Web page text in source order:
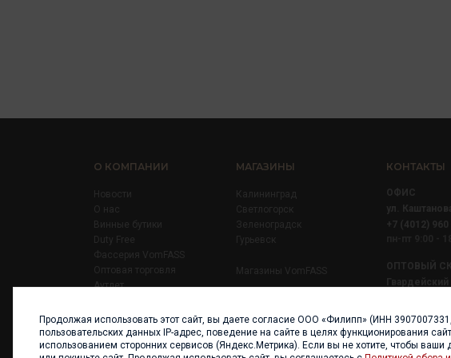
О КОМПАНИИ
Новости
О нас
Винные бутики
Duty Free
Фассерия VomFASS
Оптовая торговля
Аутлет
Карьера
Контакты
МАГАЗИНЫ
Калининград
Светлогорск
Зеленоградск
Гурьевск
Магазины VomFASS
КОНТАКТЫ
ОФИС
ул.
+7 (4012) 960
ОПТОВЫЙ
пн-пт 8:00 -
Продолжая использовать этот сайт, вы даете согласие ООО «Филипп» (ИНН
пользовательских данных IP-адрес, поведение на сайте в целях функционирования
использованием сторонних сервисов (Яндекс.Метрика). Если вы не хотите, чтобы